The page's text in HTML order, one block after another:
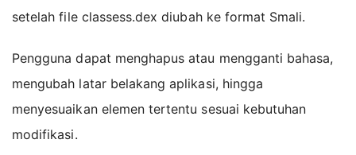
setelah file classess.dex diubah ke format Smali.
Pengguna dapat menghapus atau mengganti bahasa,
mengubah latar belakang aplikasi, hingga
menyesuaikan elemen tertentu sesuai kebutuhan
modifikasi.